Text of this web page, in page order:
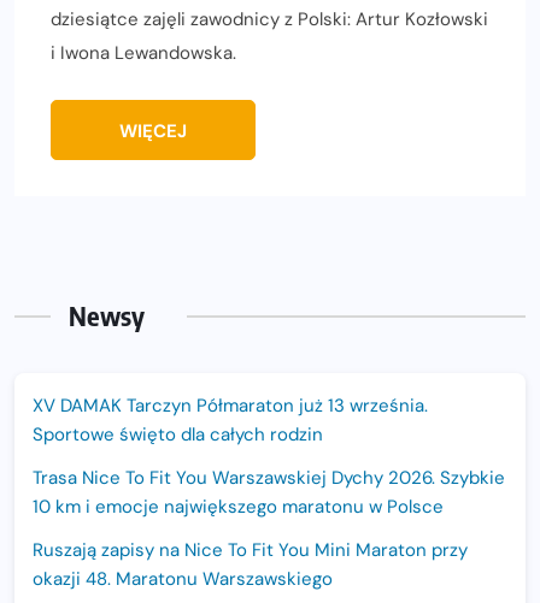
dziesiątce zajęli zawodnicy z Polski: Artur Kozłowski
i Iwona Lewandowska.
WIĘCEJ
Newsy
XV DAMAK Tarczyn Półmaraton już 13 września.
Sportowe święto dla całych rodzin
Trasa Nice To Fit You Warszawskiej Dychy 2026. Szybkie
10 km i emocje największego maratonu w Polsce
Ruszają zapisy na Nice To Fit You Mini Maraton przy
okazji 48. Maratonu Warszawskiego